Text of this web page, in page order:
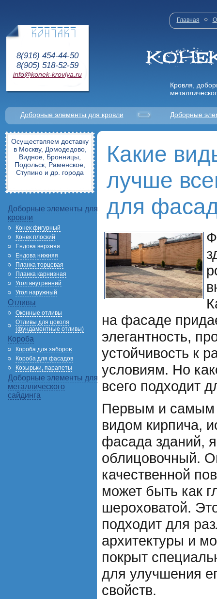
8(916) 454-44-50
8(905) 518-52-59
info@konek-krovlya.ru
Главная О
Кровля,
Доборные элементы для кровли Доборные
Осуществляем доставку
в Москву, Домодедово,
Видное, Бронницы,
Подольск, Раменское,
Ступино и др. города
Доборные элементы для
кровли
Конек фигурный
Конек плоский
Ендова верхняя
Ендова нижняя
Планка торцевая
Планка карнизная
Угол внутренний
Угол наружный
Отливы
Оконные отливы
Отливы для цоколя
(фундаментные отливы)
Короба
Короба для заборов
Короба для фасадов
Козырьки, парапеты
Доборные элементы для
металлического
сайдинга
Какие
лучше
для
на фасаде
элегантность,
устойчивость к
условиям. Но
всего подходит
Первым и самым
видом кирпича,
фасада зданий,
облицовочный.
качественной
может быть как
шероховатой.
подходит для
архитектуры и
покрыт
для улучшения
свойств.